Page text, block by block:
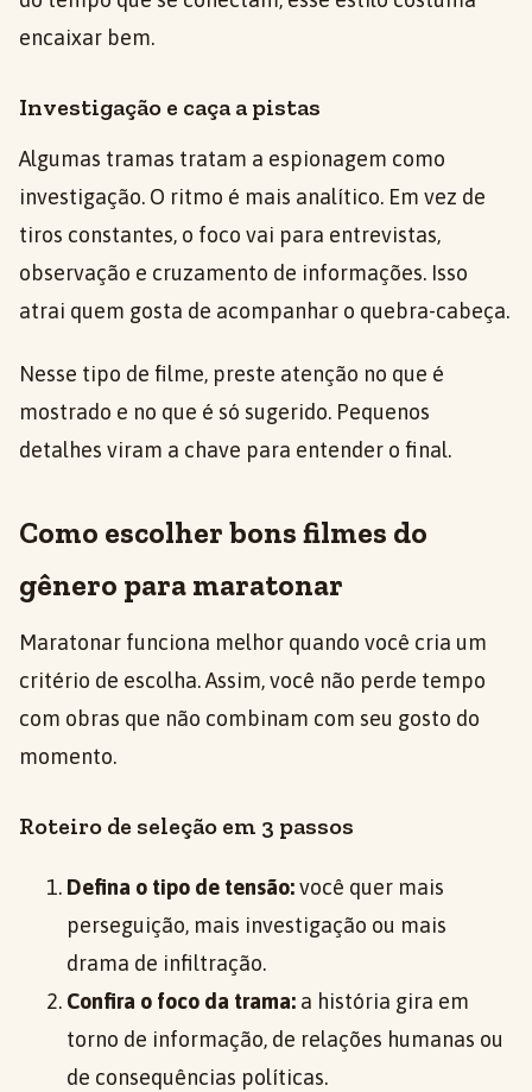
encaixar bem.
Investigação e caça a pistas
Algumas tramas tratam a espionagem como
investigação. O ritmo é mais analítico. Em vez de
tiros constantes, o foco vai para entrevistas,
observação e cruzamento de informações. Isso
atrai quem gosta de acompanhar o quebra-cabeça.
Nesse tipo de filme, preste atenção no que é
mostrado e no que é só sugerido. Pequenos
detalhes viram a chave para entender o final.
Como escolher bons filmes do
gênero para maratonar
Maratonar funciona melhor quando você cria um
critério de escolha. Assim, você não perde tempo
com obras que não combinam com seu gosto do
momento.
Roteiro de seleção em 3 passos
Defina o tipo de tensão:você quer mais
perseguição, mais investigação ou mais
drama de infiltração.
Confira o foco da trama: a história gira em
torno de informação, de relações humanas ou
de consequências políticas.